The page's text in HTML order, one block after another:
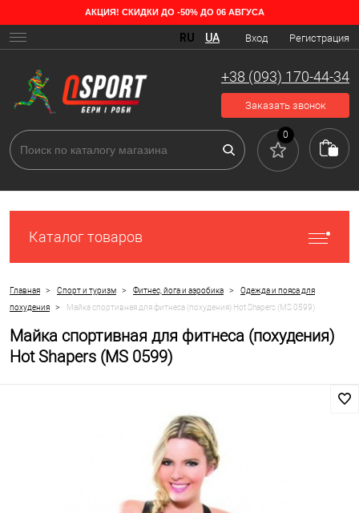
АКЦИЯ! СКИДКИ ДО -50% ДО 06 АВГУСА
Вход Регистрация
RU UA
+38 (093) 170-44-34
Заказать звонок
0
Каталог товаров
Главная > Спорт и туризм > Фитнес, йога и аэробика >
Одежда и пояса для
похудения
> Майка спортивная для фитнеса (похудения) Hot Shapers (MS 0599)
Майка спортивная для фитнеса (похудения)
Hot Shapers (MS 0599)